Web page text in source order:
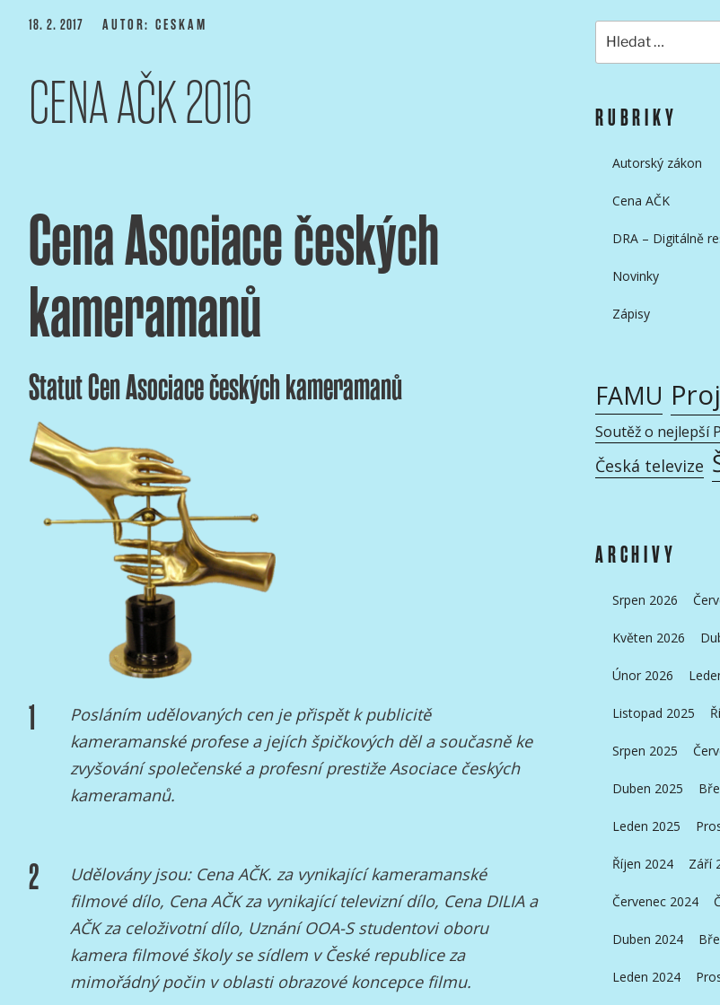
Přejít
webu
ASOCIACE ČESKÝCH KAMERAMANŮ
webový portál Asociace českých kameramanů
PUBLIKOVÁNO
18. 2. 2017 AUTOR: CESKAM
CENA AČK 2016
Cena Asociace českých
kameramanů
Statut Cen Asociace českých kameramanů
1
Posláním udělovaných cen je přispět k publicitě
kameramanské profese a jejích špičkových děl a současně ke
zvyšování společenské a profesní prestiže Asociace českých
kameramanů.
2
Udělovány jsou: Cena AČK. za vynikající kameramanské
filmové dílo, Cena AČK za vynikající televizní dílo, Cena DILIA a
AČK za celoživotní dílo, Uznání OOA-S studentovi oboru
kamera filmové školy se sídlem v České republice za
mimořádný počin v oblasti obrazové koncepce filmu.
RUBRIKY
Autorský zákon
Cena AČK
DRA – Digitálně
Novinky
Zápisy
FAMU
Soutěž o nejlepší
Česká televize
ARCHIVY
Srpen 2026
Květen 2026
Únor 2026
Listopad 2025
Srpen 2025
Duben 2025
Leden 2025
Říjen 2024 Září
Červenec 2024
Duben 2024
Leden 2024